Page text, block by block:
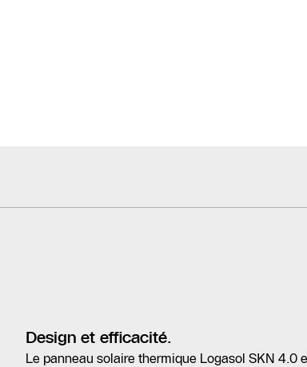
Design et efficacité.
Le panneau solaire thermique Logasol SKN 4.0